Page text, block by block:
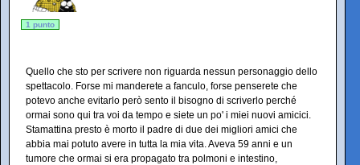
1 punto
Quello che sto per scrivere non riguarda nessun personaggio dello
spettacolo. Forse mi manderete a fanculo, forse penserete che
potevo anche evitarlo però sento il bisogno di scriverlo perché
ormai sono qui tra voi da tempo e siete un po' i miei nuovi amicici.
Stamattina presto è morto il padre di due dei migliori amici che
abbia mai potuto avere in tutta la mia vita. Aveva 59 anni e un
tumore che ormai si era propagato tra polmoni e intestino,